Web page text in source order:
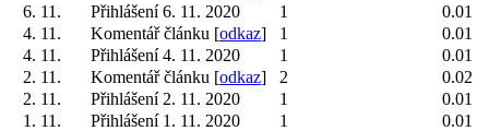
6. 11.
Přihlášení 6. 11. 2020 1
0.01
4. 11.
Komentář článku [odkaz] 1
0.01
4. 11.
Přihlášení 4. 11. 2020 1
0.01
2. 11.
Komentář článku [odkaz] 2
0.02
2. 11.
Přihlášení 2. 11. 2020 1
0.01
1. 11.
Přihlášení 1. 11. 2020 1
0.01